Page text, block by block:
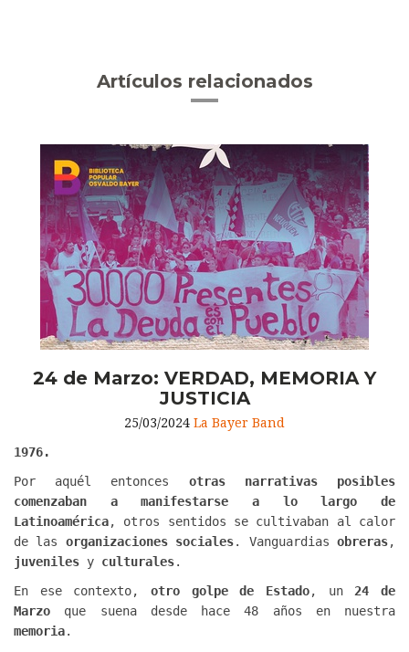
Artículos relacionados
24 de Marzo: VERDAD, MEMORIA Y
JUSTICIA
25/03/2024 La Bayer Band
1976.
Por aquél entonces otras narrativas posibles
comenzaban a manifestarse a lo largo de
Latinoamérica, otros sentidos se cultivaban al calor
de las organizaciones sociales. Vanguardiasobreras,
juveniles y culturales.
En ese contexto, otro golpe de Estado, un 24 de
Marzo que suena desde hace 48 años en nuestra
memoria.